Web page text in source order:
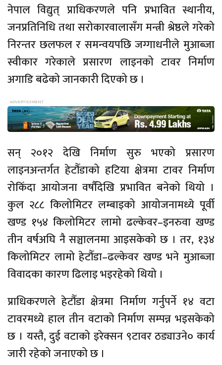
नेपाल विद्युत् प्राधिकरणले पनि प्रभावित स्थानीय,
जनप्रतिनिधि तथा सरोकारवालासँग मन्त्री श्रेष्ठले गरेको
निरन्तर छलफल र समन्वयपछि जग्गाधनीले मुआब्जा
स्वीकार गरेकाले प्रसारण लाइनको टावर निर्माण
अगाडि बढेको जानकारी दिएको छ ।
सन् २०१२ देखि निर्माण सुरु भएको प्रसारण
लाइनअन्तर्गत हेटौँडाको हटिया क्षेत्रमा टावर निर्माण
रोकिँदा आयोजना वर्षौंदेखि प्रभावित बनेको थियो ।
कुल २८८ किलोमिटर लम्बाइको आयोजनामध्ये पूर्वी
खण्ड १५४ किलोमिटर लामो ढल्केवर–इनरुवा खण्ड
तीन वर्षअघि नै सञ्चालनमा आइसकेको छ । तर, १३४
किलोमिटर लामो हेटौँडा–ढल्केवर खण्ड भने मुआब्जा
विवादका कारण ढिलाइ भइरहेको थियो ।
प्राधिकरणले हेटौँडा क्षेत्रमा निर्माण गर्नुपर्ने १४ वटा
टावरमध्ये हाल तीन वटाको निर्माण सम्पन्न भइसकेको
छ । यस्तै, दुई वटाको इरेक्सन ९टावर ठड्याउने० कार्य
जारी रहेको जनाएको छ ।